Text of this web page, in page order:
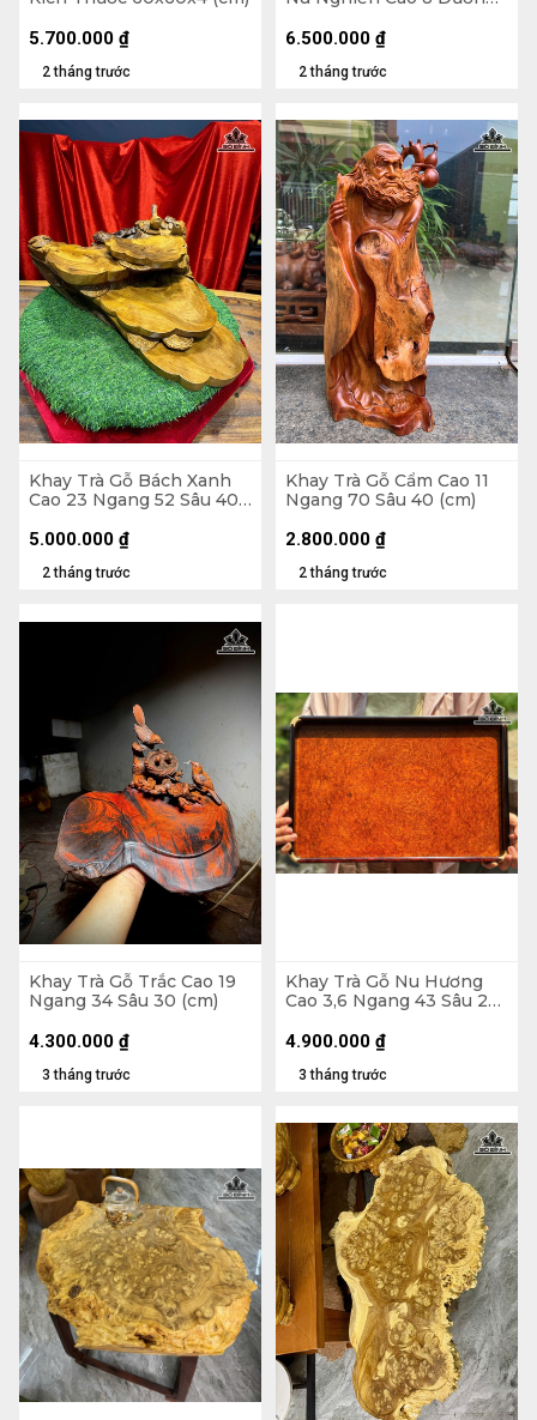
2 tháng trước
5.700.000 ₫
2 tháng trước
6.500.000 ₫
Khay Trà Gỗ Bách Xanh
Cao 23 Ngang 52 Sâu 40
2 tháng trước
5.000.000 ₫
Khay Trà Gỗ Cẩm Cao 11
Ngang 70 Sâu 40 (cm)
2 tháng trước
2.800.000 ₫
Khay Trà Gỗ Trắc Cao 19
Ngang 34 Sâu 30 (cm)
3 tháng trước
4.300.000 ₫
Khay Trà Gỗ Nu Hương
Cao 3,6 Ngang 43 Sâu 29
3 tháng trước
4.900.000 ₫